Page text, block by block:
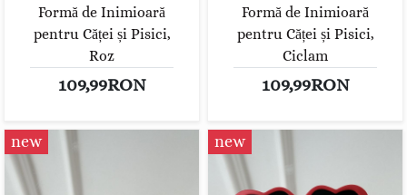
Formă de Inimioară
pentru Căței și Pisici,
Roz
109,99RON
Formă de Inimioară
pentru Căței și Pisici,
Ciclam
109,99RON
new new